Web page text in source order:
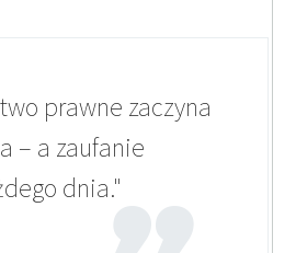
prawne zaczyna
– a zaufanie
dnia."